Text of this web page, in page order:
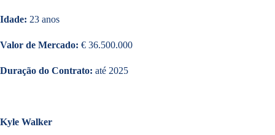
Idade: 23 anos
Valor de Mercado: € 36.500.000
Duração do Contrato: até 2025
Kyle Walker